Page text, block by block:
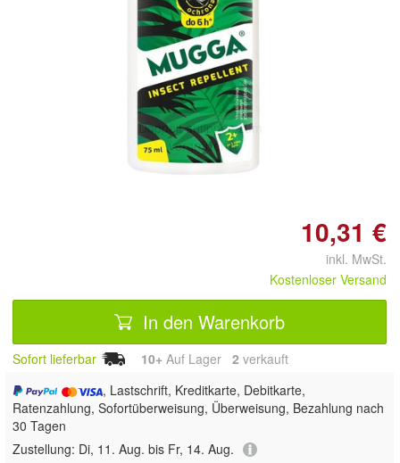
Doppelt antippen zum
vergrößern
10,31 €
inkl. MwSt.
Kostenloser Versand
In den Warenkorb
Sofort lieferbar 10+ Auf Lager 2 verkauft
, Lastschrift, Kreditkarte, Debitkarte,
Ratenzahlung, Sofortüberweisung, Überweisung, Bezahlung nach
30 Tagen
Zustellung: Di, 11. Aug. bis Fr, 14. Aug.